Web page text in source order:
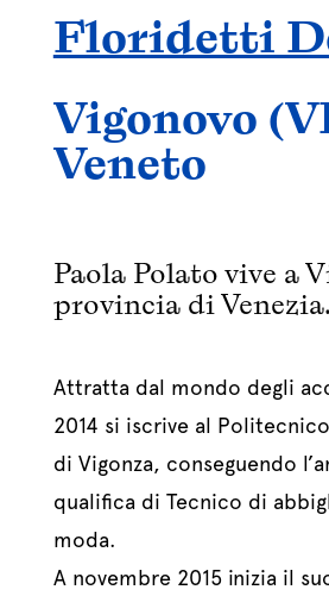
Floridetti
Vigonovo
Veneto
Paola Polato vive a
provincia di Venezia.
Attratta dal mondo degli
2014 si iscrive al
di Vigonza, conseguendo
qualifica di Tecnico di
moda.
A novembre 2015 inizia il